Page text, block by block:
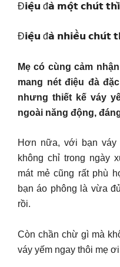
Đ𝗶𝗲̣̂𝘂 đ𝗮̀ 𝗺𝗼̣̂𝘁 𝗰𝗵𝘂́𝘁
Đ𝗶𝗲̣̂𝘂 đ𝗮̀ 𝗻𝗵𝗶𝗲̂̀𝘂 𝗰𝗵𝘂́𝘁
Mẹ có cùng cảm
mang nét điệu đà
nhưng thiết kế váy
ngoài năng động,
Hơn nữa, với bạn váy
không chỉ trong ngày
mát mẻ cũng rất phù
bạn áo phông là vừa
rồi.
Còn chần chừ gì mà
váy yếm ngay thôi mẹ